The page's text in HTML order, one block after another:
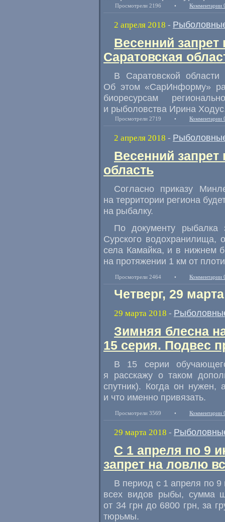
Просмотрели 2196 • Комментарии
2 апреля 2018 -
Весенний
Саратовская
В Саратовской области
Об этом «СарИнформу»
биоресурсам
и рыболовства Ирина
Просмотрели 2719 • Комментарии
2 апреля 2018 -
Весенний запрет
область
Согласно приказу
на территории региона
на рыбалку.
По документу рыбалка
Сурского водохранилища,
села Камайка, и в нижнем
на протяжении 1 км от
Просмотрели 2464 • Комментарии
Четверг, 29
29 марта 2018 -
Зимняя блесна
15 серия. Подвес
В 15 серии
я расскажу о таком
спутник). Когда он нужен,
и что именно привязать.
Просмотрели 3569 • Комментарии
29 марта 2018 -
С 1 апреля по 9
запрет на ловлю
В период с 1 апреля по
всех видов рыбы, сумма
от 34 грн до 6800 грн, за
тюрьмы.